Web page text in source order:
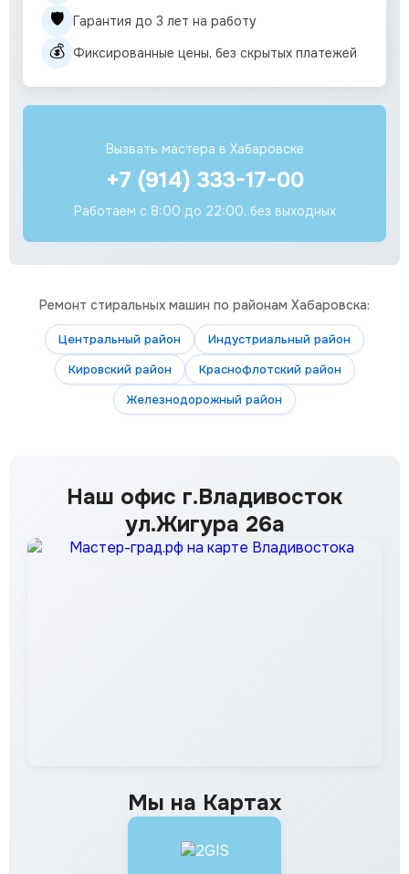
🛡️ Гарантия до 3 лет на работу
💰 Фиксированные цены, без скрытых платежей
Вызвать мастера в Хабаровске
+7 (914) 333-17-00
Работаем с 8:00 до 22:00, без выходных
Ремонт стиральных машин по районам Хабаровска:
Центральный район
Индустриальный район
Кировский район
Краснофлотский район
Железнодорожный район
Наш офис г.Владивосток
ул.Жигура 26а
Мы на Картах